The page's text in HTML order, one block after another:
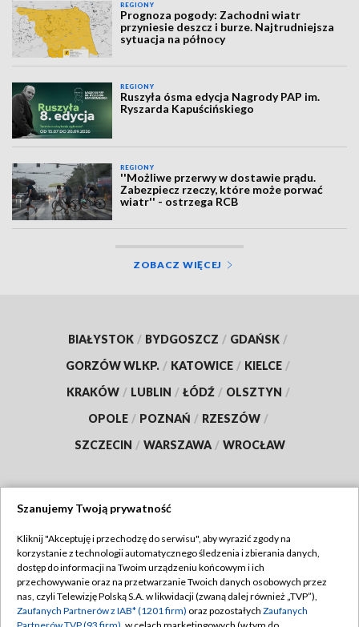
REGIONY
Prognoza pogody: Zachodni wiatr
przyniesie deszcz i burze. Najtrudniejsza
sytuacja na północy
REGIONY
Ruszyła ósma edycja Nagrody PAP im.
Ryszarda Kapuścińskiego
REGIONY
''Możliwe przerwy w dostawie prądu.
Zabezpiecz rzeczy, które może porwać
wiatr'' - ostrzega RCB
ZOBACZ WIĘCEJ
BIAŁYSTOK / BYDGOSZCZ / GDAŃSK /
GORZÓW WLKP. / KATOWICE / KIELCE /
KRAKÓW / LUBLIN / ŁÓDŹ / OLSZTYN /
OPOLE / POZNAŃ / RZESZÓW /
SZCZECIN / WARSZAWA / WROCŁAW
TVP
Abonament TVP
Emisja w TVP
Regulamin TVP
Polityka prywatności
Szanujemy Twoją prywatność
Kliknij "Akceptuję i przechodzę do serwisu", aby wyrazić zgody na
korzystanie z technologii automatycznego śledzenia i zbierania danych,
dostęp do informacji na Twoim urządzeniu końcowym i ich
przechowywanie oraz na przetwarzanie Twoich danych osobowych przez
nas, czyli Telewizję Polską S.A. w likwidacji (zwaną dalej również „TVP”),
Zaufanych Partnerów z IAB* (1201 firm) oraz pozostałych Zaufanych